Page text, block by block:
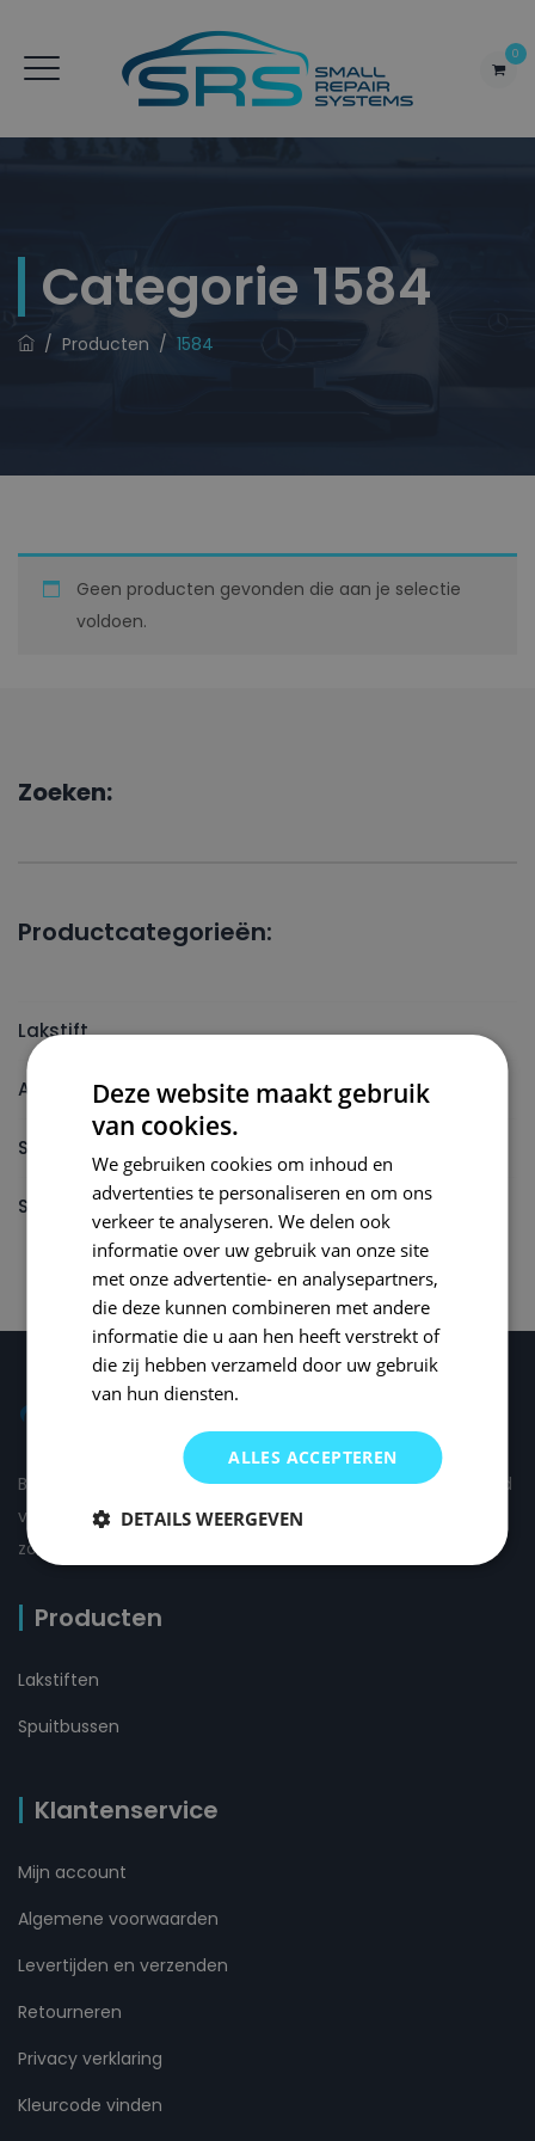
0
Categorie 1584
/ Producten / 1584
Geen producten gevonden die aan je selectie
voldoen.
Zoeken:
Productcategorieën:
Lakstift
Autolak reparatieset
Spuitbus
Spuitbus Autolak
Bij Small Repair Systems begrijpen we dat autoschade altijd
vervelend is en daarom proberen wij om de schade voor u
zo comfortabel mogelijk te herstellen.
Producten
Lakstiften
Spuitbussen
Klantenservice
Mijn account
Algemene voorwaarden
Levertijden en verzenden
Retourneren
Privacy verklaring
Kleurcode vinden
Deze website maakt gebruik
van cookies.
We gebruiken cookies om inhoud en
advertenties te personaliseren en om ons
verkeer te analyseren. We delen ook
informatie over uw gebruik van onze site
met onze advertentie- en analysepartners,
die deze kunnen combineren met andere
informatie die u aan hen heeft verstrekt of
die zij hebben verzameld door uw gebruik
van hun diensten.
ALLES ACCEPTEREN
DETAILS WEERGEVEN